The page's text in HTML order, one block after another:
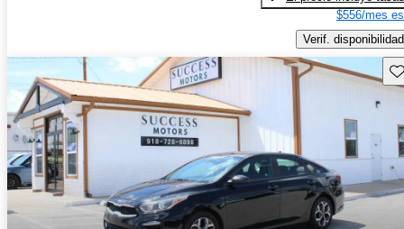
$556/mes
Verif. disponibilidad